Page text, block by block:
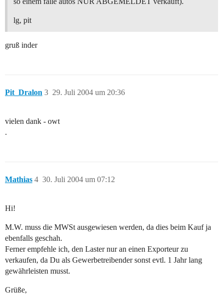
lg, pit
gruß inder
Pit_Dralon 29. Juli 2004 um 20:36
3
vielen dank - owt
.
Mathias 30. Juli 2004 um 07:12
4
Hi!
M.W. muss die MWSt ausgewiesen werden, da dies beim Kauf ja
ebenfalls geschah.
Ferner empfehle ich, den Laster nur an einen Exporteur zu
verkaufen, da Du als Gewerbetreibender sonst evtl. 1 Jahr lang
gewährleisten musst.
Grüße,